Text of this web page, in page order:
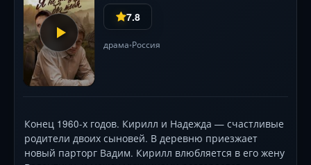
7.8
драма•Россия
Конец 1960-х годов. Кирилл и Надежда — счастливые
родители двоих сыновей. В деревню приезжает
новый парторг Вадим. Кирилл влюбляется в его жену